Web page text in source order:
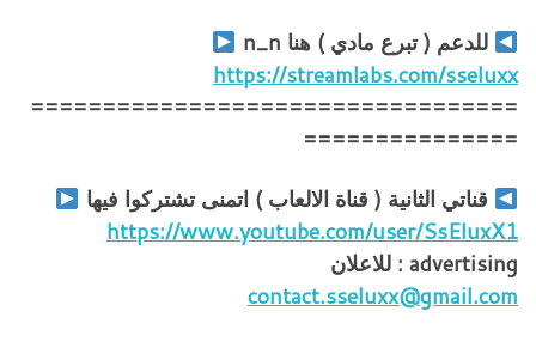
للدعم ( تبرع مادي ) هنا n_n
https://streamlabs.com/sseluxx
==================================
===============
قناتي الثانية ( قناة الالعاب ) اتمنى تشتركوا فيها
https://www.youtube.com/user/SsEluxX1
advertising : للاعلان
contact.sseluxx@gmail.com